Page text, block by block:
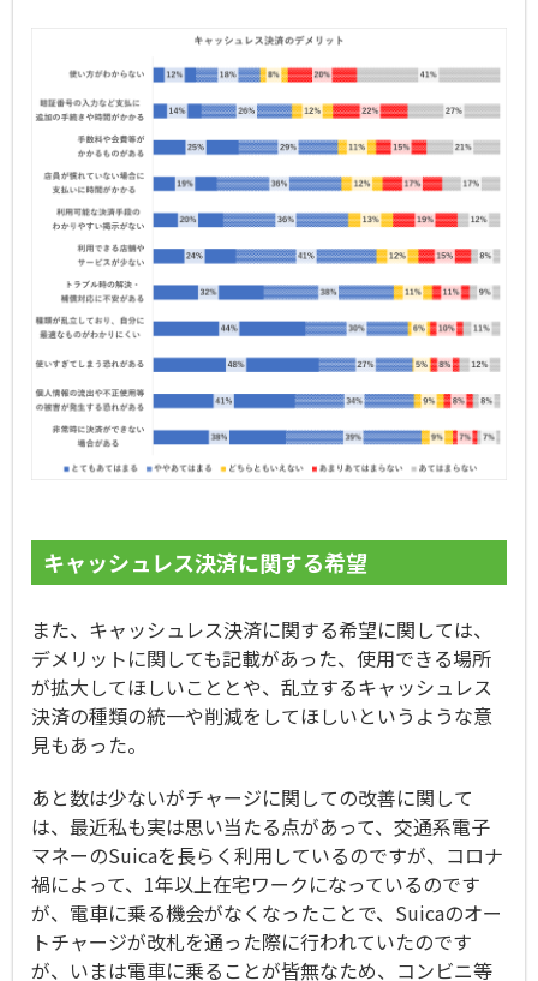
キャッシュレス決済に関する希望
また、キャッシュレス決済に関する希望に関しては、
デメリットに関しても記載があった、使用できる場所
が拡大してほしいこととや、乱立するキャッシュレス
決済の種類の統一や削減をしてほしいというような意
見もあった。
あと数は少ないがチャージに関しての改善に関して
は、最近私も実は思い当たる点があって、交通系電子
マネーのSuicaを長らく利用しているのですが、コロナ
禍によって、1年以上在宅ワークになっているのです
が、電車に乗る機会がなくなったことで、Suicaのオー
トチャージが改札を通った際に行われていたのです
が、いまは電車に乗ることが皆無なため、コンビニ等